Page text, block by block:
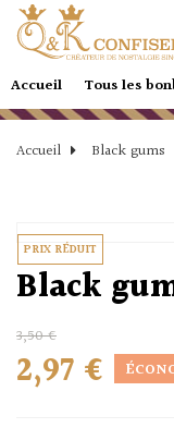
Accueil Tous les
Accueil Black gums
PRIX RÉDUIT
Black
3,50 €
2,97 €